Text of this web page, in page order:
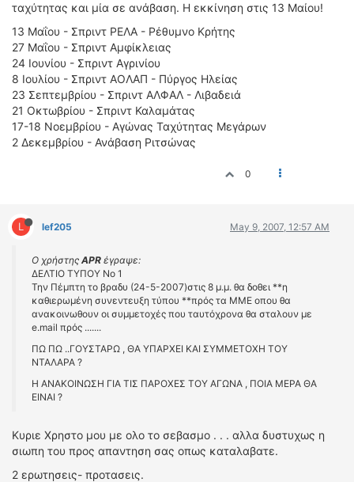
ταχύτητας και μία σε ανάβαση. Η εκκίνηση στις 13 Μαίου!
13 Μαΐου - Σπριντ ΡΕΛΑ - Ρέθυμνο Κρήτης
27 Μαΐου - Σπριντ Αμφίκλειας
24 Ιουνίου - Σπριντ Αγρινίου
8 Ιουλίου - Σπριντ ΑΟΛΑΠ - Πύργος Ηλείας
23 Σεπτεμβρίου - Σπριντ ΑΛΦΑΛ - Λιβαδειά
21 Οκτωβρίου - Σπριντ Καλαμάτας
17-18 Νοεμβρίου - Αγώνας Ταχύτητας Μεγάρων
2 Δεκεμβρίου - Ανάβαση Ριτσώνας
0
L lef205 May 9, 2007, 12:57 AM
Ο χρήστης APR έγραψε:
ΔΕΛΤΙΟ ΤΥΠΟΥ Νο 1
Την Πέμπτη το βραδυ (24-5-2007)στις 8 μ.μ. θα δοθει **η
καθιερωμένη συνεντευξη τύπου **πρός τα ΜΜΕ οπου θα
ανακοινωθουν οι συμμετοχές που ταυτόχρονα θα σταλουν με
e.mail πρός .......
ΠΩ ΠΩ ..ΓΟΥΣΤΑΡΩ , ΘΑ ΥΠΑΡΧΕΙ ΚΑΙ ΣΥΜΜΕΤΟΧΗ ΤΟΥ
ΝΤΑΛΑΡΑ ?
Η ΑΝΑΚΟΙΝΩΣΗ ΓΙΑ ΤΙΣ ΠΑΡΟΧΕΣ ΤΟΥ ΑΓΩΝΑ , ΠΟΙΑ ΜΕΡΑ ΘΑ
ΕΙΝΑΙ ?
Κυριε Χρηστο μου με ολο το σεβασμο . . . αλλα δυστυχως η
σιωπη του προς απαντηση σας οπως καταλαβατε.
2 ερωτησεις- προτασεις.